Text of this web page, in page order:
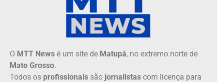
O MTT News é um site de Matupá, no extremo norte de
Mato Grosso.
Todos os profissionais são jornalistas com licença para